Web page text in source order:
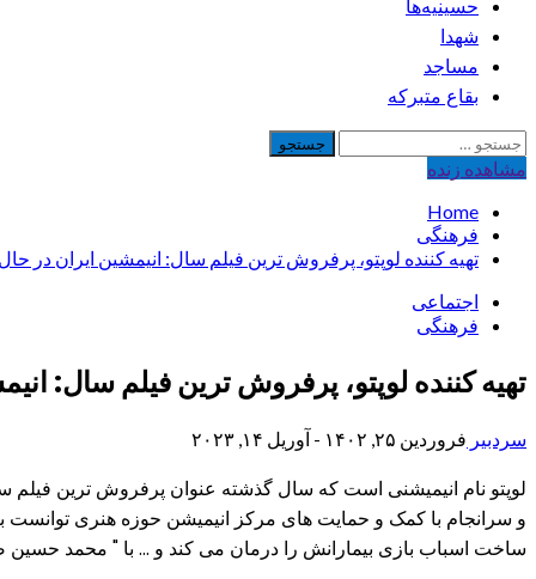
حسینیه‌ها
شهدا
مساجد
بقاع متبرکه
جستجو
برای:
مشاهده‌ زنده
Home
فرهنگی
تهیه کننده لوپتو، پرفروش ترین فیلم سال: انیمشین ایران در
اجتماعی
فرهنگی
تهیه کننده لوپتو، پرفروش ترین فیلم سال:
سردبیر فروردین ۲۵, ۱۴۰۲ - آوریل ۱۴, ۲۰۲۳
لوپتو نام انیمیشنی است که سال گذشته عنوان پرفروش ترین فیلم
و سرانجام با کمک و حمایت های مرکز انیمیشن حوزه هنری
ساخت اسباب بازی بیمارانش را درمان می کند و ... با " محمد حسین